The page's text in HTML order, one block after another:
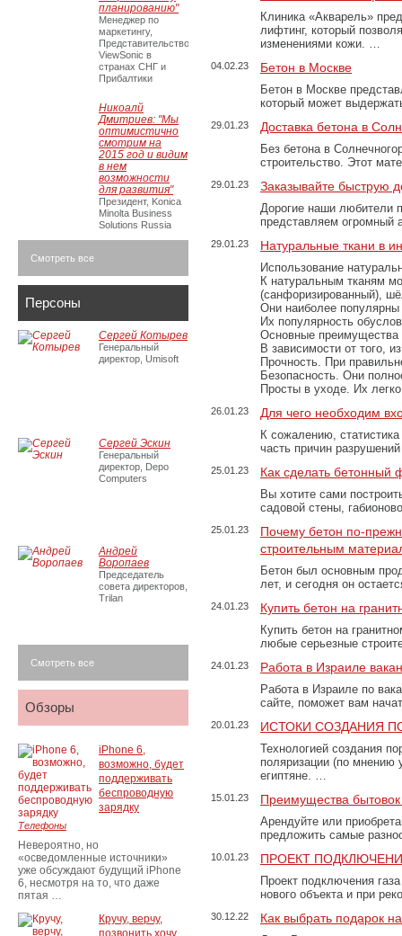
Клиника «Акварель»
лифтинг, который
изменениями кожи. …
04.02.23 Бетон в Москве
Бетон в Москве
который может
29.01.23 Доставка бетона в
Без бетона в
строительство. Этот
29.01.23 Заказывайте быструю
Дорогие наши любители
представляем огромный
29.01.23 Натуральные ткани в
Использование
К натуральным тканям
(санфоризированный),
Они наиболее популярны
Их популярность
Основные преимущества
В зависимости от того,
Прочность. При
Безопасность. Они
Просты в уходе. Их
26.01.23 Для чего необходим
К сожалению,
часть причин
25.01.23 Как сделать бетонный
Вы хотите сами
садовой стены,
25.01.23
Почему бетон по-
строительным
Бетон был основным
лет, и сегодня он
24.01.23 Купить бетон на
Купить бетон на
любые серьезные
24.01.23 Работа в Израиле
Работа в Израиле по
сайте, поможет вам
20.01.23 ИСТОКИ СОЗДАНИЯ
Технологией создания
поляризации (по
египтяне. …
15.01.23 Преимущества
Арендуйте или
предложить самые
10.01.23 ПРОЕКТ
Проект подключения
нового объекта и при
30.12.22 Как выбрать подарок
планированию"
Менеджер по
маркетингу,
Представительство
ViewSonic в
странах СНГ и
Прибалтики
Никоалй
Дмитриев: "Мы
оптимистично
смотрим на
2015 год и видим
в нем
возможности
для развития"
Президент, Konica
Minolta Business
Solutions Russia
Смотреть все
Персоны
Сергей Котырев
Генеральный
директор, Umisoft
Сергей Эскин
Генеральный
директор, Depo
Computers
Андрей
Воропаев
Председатель
совета директоров,
Trilan
Смотреть все
Обзоры
iPhone 6,
возможно, будет
поддерживать
беспроводную
зарядку
Телефоны
Невероятно, но
«осведомленные источники»
уже обсуждают будущий iPhone
6, несмотря на то, что даже
пятая …
Кручу, верчу,
позвонить хочу